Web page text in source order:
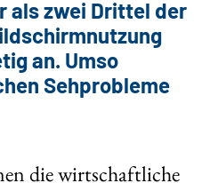
als zwei Drittel der
an. Umso
Sehprobleme
die wirtschaftliche